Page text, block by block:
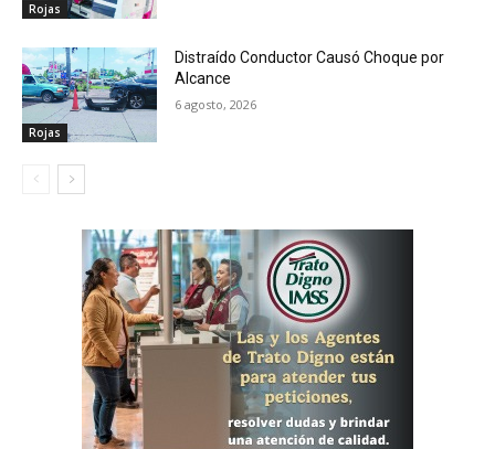
Rojas
Rojas
Distraído Conductor Causó Choque por
Alcance
6 agosto, 2026